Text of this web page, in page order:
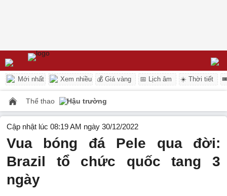
Mới nhất Xem nhiều 💰 Giá vàng 📅 Lịch âm ☀️ Thời tiết
Thể thao Hậu trường
Cập nhật lúc 08:19 AM ngày 30/12/2022
Vua bóng đá Pele qua đời:
Brazil tổ chức quốc tang 3
ngày